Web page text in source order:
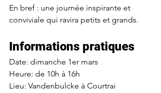
En bref : une journée inspirante et
conviviale qui ravira petits et grands.
Informations pratiques
Date: dimanche 1er mars
Heure: de 10h à 16h
Lieu: Vandenbulcke à Courtrai